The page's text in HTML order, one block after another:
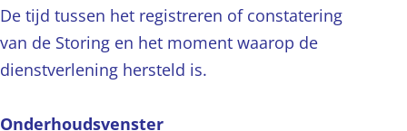
De tijd tussen het registreren of constatering
van de Storing en het moment waarop de
dienstverlening hersteld is.
Onderhoudsvenster